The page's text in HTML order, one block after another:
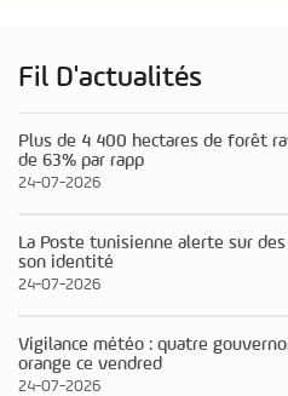
Fil D'actualités
Plus de 4 400 hectares de forêt
de 63% par rapp
24-07-2026
La Poste tunisienne alerte sur
son identité
24-07-2026
Vigilance météo : quatre
orange ce vendred
24-07-2026